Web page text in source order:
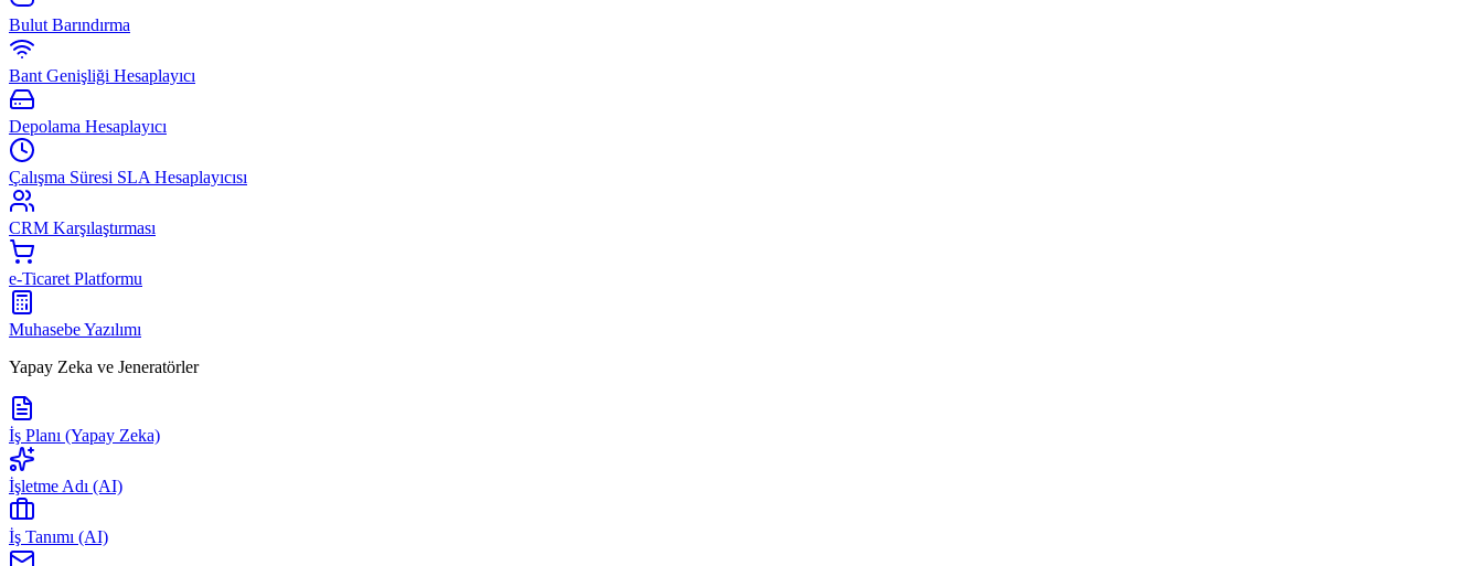
Bulut Barındırma
Bant Genişliği Hesaplayıcı
Depolama Hesaplayıcı
Çalışma Süresi SLA Hesaplayıcısı
CRM Karşılaştırması
e-Ticaret Platformu
Muhasebe Yazılımı
Yapay Zeka ve Jeneratörler
İş Planı (Yapay Zeka)
İşletme Adı (AI)
İş Tanımı (AI)